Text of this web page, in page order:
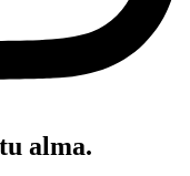
alma.